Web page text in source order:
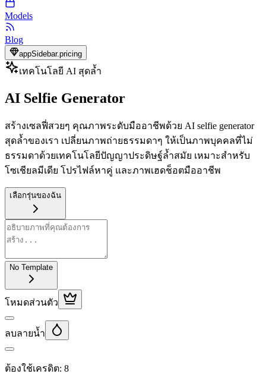
Models
Blog
appSidebar.pricing
เทคโนโลยี AI สุดล้ำ
AI Selfie Generator
สร้างเซลฟี่สวยๆ คุณภาพระดับมืออาชีพด้วย AI selfie generator
สุดล้ำของเรา เปลี่ยนภาพถ่ายธรรมดาๆ ให้เป็นภาพบุคคลที่ไม่
ธรรมดาด้วยเทคโนโลยีปัญญาประดิษฐ์ล้ำสมัย เหมาะสำหรับ
โซเชียลมีเดีย โปรไฟล์หาคู่ และภาพเฮดช็อตมืออาชีพ
เลือกรุ่นของฉัน
No Template
โหมดส่วนตัว
ลบลายน้ำ
ต้องใช้เครดิต: 8